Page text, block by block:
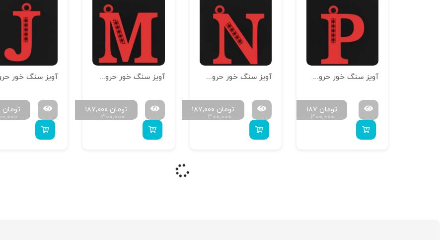
آویز سنگ خور حروف سایز کوچک H-MAYA-S-16
۳۰۰,۰۰۰
۱۸۷ تومان
آویز سنگ خور حروف سایز کوچک H-MAYA-S-14
۳۰۰,۰۰۰
۱۸۷,۰۰۰ تومان
آویز سنگ خور حروف سایز کوچک H-MAYA-S-13
۳۰۰,۰۰۰
۱۸۷,۰۰۰ تومان تومان